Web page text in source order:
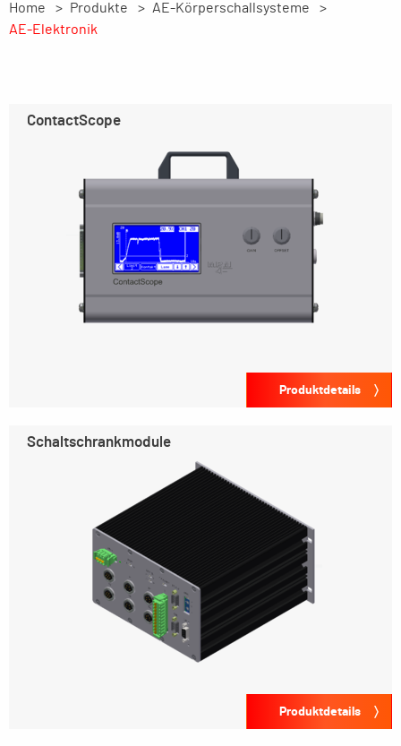
Home Produkte
AE-Körperschallsysteme
AE-Elektronik
ContactScope
Produktdetails
Schaltschrankmodule
Produktdetails